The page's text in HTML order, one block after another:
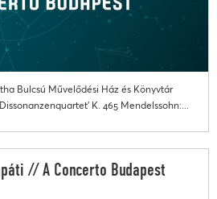
Bulcsú Művelődési Ház és Könyvtár
K. 465 Mendelssohn:...
// A Concerto Budapest